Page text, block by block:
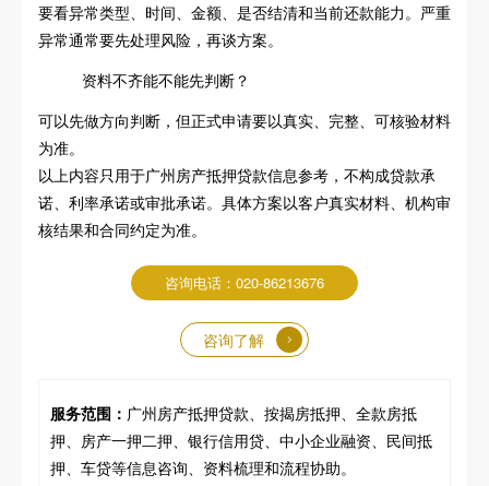
要看异常类型、时间、金额、是否结清和当前还款能力。严重
异常通常要先处理风险，再谈方案。
资料不齐能不能先判断？
可以先做方向判断，但正式申请要以真实、完整、可核验材料
为准。
以上内容只用于广州房产抵押贷款信息参考，不构成贷款承
诺、利率承诺或审批承诺。具体方案以客户真实材料、机构审
核结果和合同约定为准。
咨询电话：020-86213676
咨询了解
服务范围： 广州房产抵押贷款、按揭房抵押、全款房抵
押、房产一押二押、银行信用贷、中小企业融资、民间抵
押、车贷等信息咨询、资料梳理和流程协助。